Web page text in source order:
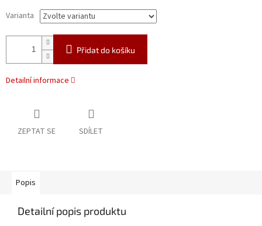
Varianta
Přidat do košíku
Detailní informace
ZEPTAT SE SDÍLET
Popis
Detailní popis produktu